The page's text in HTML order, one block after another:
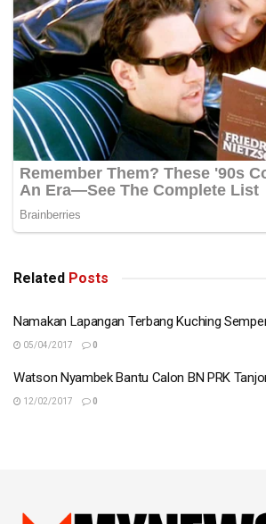
Related Posts
Namakan Lapangan Terbang Kuching
05/04/2017 0
Watson Nyambek Bantu Calon BN PRK
12/02/2017 0